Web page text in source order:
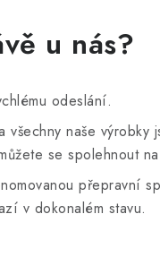
u nás?
odeslání.
naše
se spolehnout
přepravní
v dokonalém stavu.